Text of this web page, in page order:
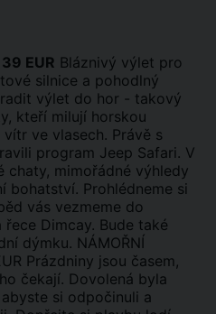
EUR Bláznivý výlet pro
silnice a pohodlný
výlet do hor - takový
kteří milují horskou
ve vlasech. Právě s
program Jeep Safari. V
chaty, mimořádné výhledy
bohatství. Prohlédneme si
vás vezmeme do
Dimcay. Bude také
dýmku. NÁMOŘNÍ
Prázdniny jsou časem,
čekají. Dovolená byla
si odpočinuli a